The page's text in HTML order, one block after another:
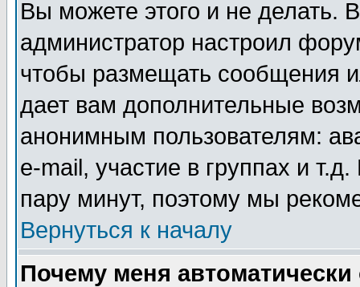
Вы можете этого и не делать.
администратор настроил
чтобы размещать сообщения
дает вам дополнительные
анонимным пользователям:
e-mail, участие в группах и
пару минут, поэтому мы
Вернуться к началу
Почему меня автоматически